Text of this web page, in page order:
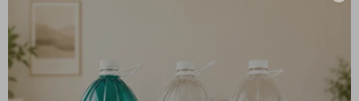
Descripción